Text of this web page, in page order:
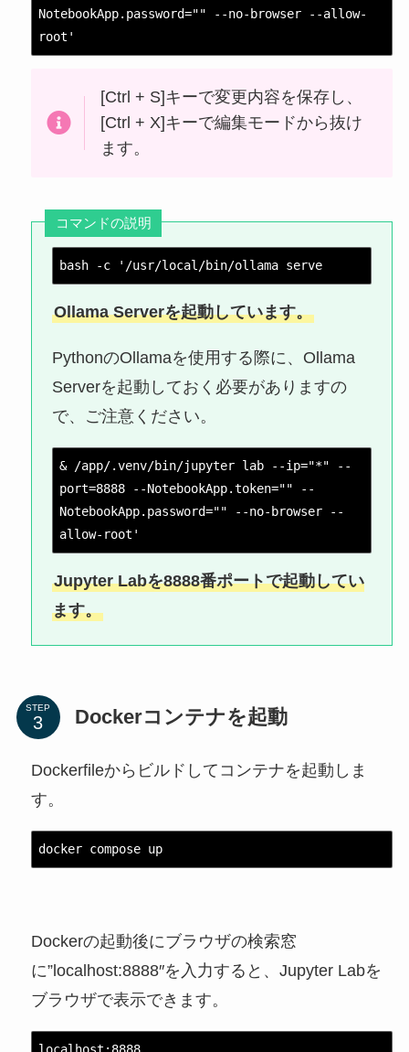
NotebookApp.password="" --no-browser --allow-
root'
[Ctrl + S]キーで変更内容を保存し、
[Ctrl + X]キーで編集モードから抜け
ます。
コマンドの説明
bash -c '/usr/local/bin/ollama serve
Ollama Serverを起動しています。
PythonのOllamaを使用する際に、Ollama
Serverを起動しておく必要がありますの
で、ご注意ください。
& /app/.venv/bin/jupyter lab --ip="*" --
port=8888 --NotebookApp.token="" --
NotebookApp.password="" --no-browser --
allow-root'
Jupyter Labを8888番ポートで起動してい
ます。
STEP Dockerコンテナを起動
Dockerfileからビルドしてコンテナを起動しま
す。
docker compose up
Dockerの起動後にブラウザの検索窓
に”localhost:8888″を入力すると、Jupyter Labを
ブラウザで表示できます。
localhost:8888